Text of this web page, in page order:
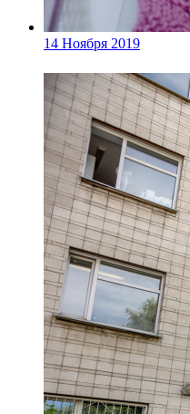
14 Ноября 2019